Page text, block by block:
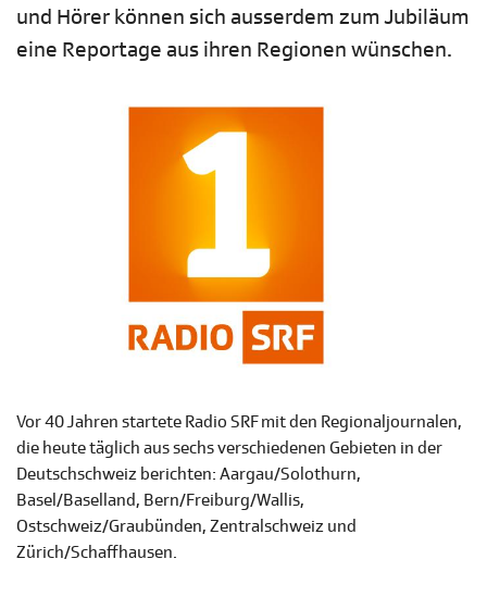
und Hörer können sich ausserdem zum Jubiläum
eine Reportage aus ihren Regionen wünschen.
Vor 40 Jahren startete Radio SRF mit den Regionaljournalen,
die heute täglich aus sechs verschiedenen Gebieten in der
Deutschschweiz berichten: Aargau/Solothurn,
Basel/Baselland, Bern/Freiburg/Wallis,
Ostschweiz/Graubünden, Zentralschweiz und
Zürich/Schaffhausen.